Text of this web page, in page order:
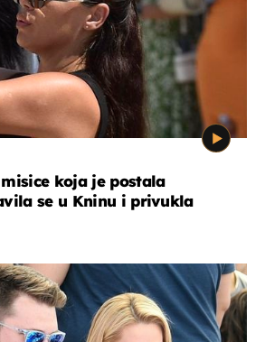
koja je postala
se u Kninu i privukla